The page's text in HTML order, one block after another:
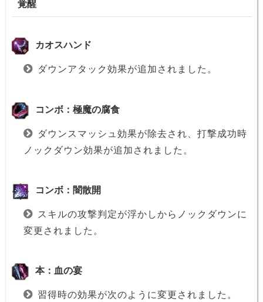
覚醒
カオスハンド
ダウンアタック効果が追加されました。
コンボ：極魔の腐食
ダウンスマッシュ効果が除去され、打撃成功時
ノックダウン効果が追加されました。
コンボ：闇散開
スキルの攻撃判定が浮かしからノックダウンに
変更されました。
本：血の宴
習得時の効果が次のように変更されました。